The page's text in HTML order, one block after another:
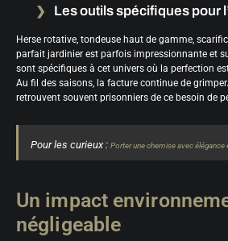
Les outils spécifiques pour
Herse rotative, tondeuse haut de gamme,
parfait jardinier est parfois impressionnante et
sont spécifiques à cet univers où la perfection
Au fil des saisons, la facture continue de
retrouvent souvent prisonniers de ce besoin de
Pour les curieux : Porter une chemise avec élégance
Un impact
négligeable